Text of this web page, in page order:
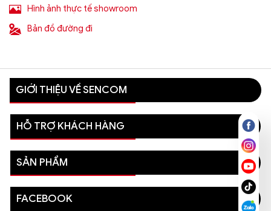
Hình ảnh thực tế showroom
Bản đồ đường đi
GIỚI THIỆU VỀ SENCOM
HỖ TRỢ KHÁCH HÀNG
SẢN PHẨM
FACEBOOK